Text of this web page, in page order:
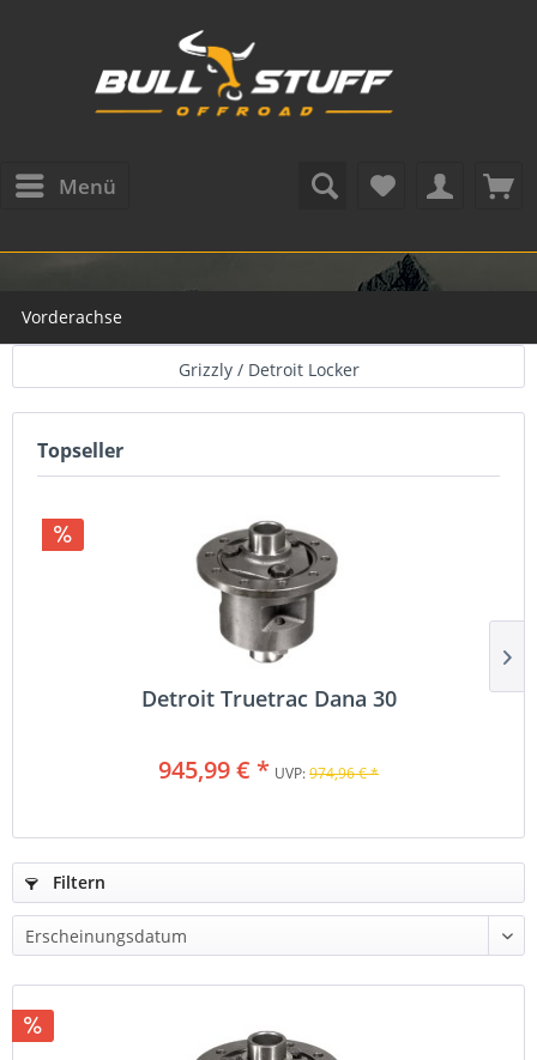
Menü
Vorderachse
Grizzly / Detroit Locker
Topseller
Detroit Truetrac Dana 30
945,99 € * UVP:974,96 € *
Filtern